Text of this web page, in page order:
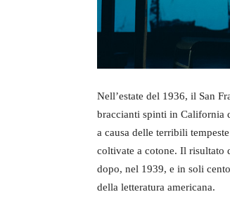
Nell’estate del 1936, il San
braccianti spinti in California
a causa delle terribili
coltivate a cotone. Il risultato
dopo, nel 1939, e in soli
della letteratura americana.